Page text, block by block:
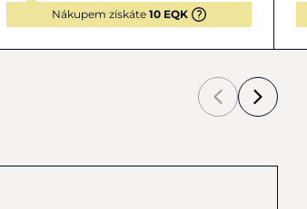
Nákupem získáte 10 EQK